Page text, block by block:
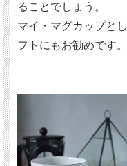
ることでしょう。
マイ・マグカップと
フトにもお勧めです。